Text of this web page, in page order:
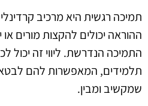
תמיכה רגשית היא מרכיב
ההוראה יכולים להקצות מורים או
התמיכה הנדרשת. ליווי זה יכול
תלמידים, המאפשרות להם
שמקשיב ומבין.